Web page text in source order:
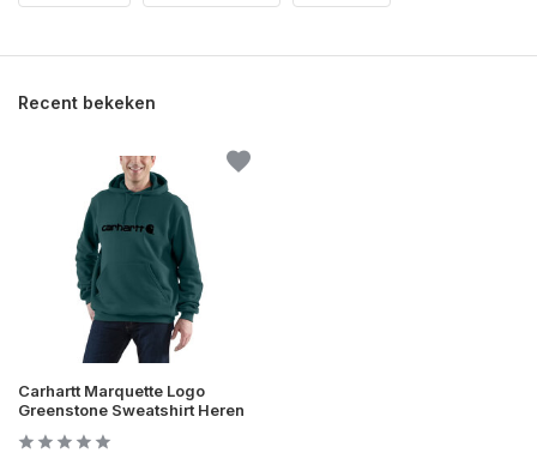
Recent bekeken
Carhartt Marquette Logo
Greenstone Sweatshirt Heren